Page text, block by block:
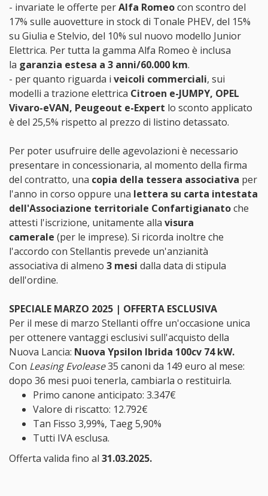
- invariate le offerte perAlfa Romeocon scontro del
17% sulle auovetture in stock di Tonale PHEV, del 15%
su Giulia e Stelvio, del 10% sul nuovo modello Junior
Elettrica. Per tutta la gamma Alfa Romeo è inclusa
la garanzia estesa a 3 anni/60.000 km.
- per quanto riguarda i veicoli commerciali, sui
modelli a trazione elettrica Citroen e-JUMPY, OPEL
Vivaro-eVAN, Peugeout e-Expert lo sconto applicato
è del 25,5% rispetto al prezzo di listino detassato.
Per poter usufruire delle agevolazioni è necessario
presentare in concessionaria, al momento della firma
del contratto, una copia della tessera associativa per
l'anno in corso oppure una lettera su carta intestata
dell'Associazione territoriale Confartigianatoche
attesti l'iscrizione, unitamente alla visura
camerale (per le imprese). Si ricorda inoltre che
l'accordo con Stellantis prevede un'anzianità
associativa di almeno 3 mesi dalla data di stipula
dell'ordine.
SPECIALE MARZO 2025 | OFFERTA ESCLUSIVA
Per il mese di marzo Stellanti offre un'occasione unica
per ottenere vantaggi esclusivi sull'acquisto della
Nuova Lancia: Nuova Ypsilon Ibrida 100cv 74 kW.
Con Leasing Evolease35 canoni da 149 euro al mese:
dopo 36 mesi puoi tenerla, cambiarla o restituirla.
Primo canone anticipato: 3.347€
Valore di riscatto: 12.792€
Tan Fisso 3,99%, Taeg 5,90%
Tutti IVA esclusa.
Offerta valida fino al 31.03.2025.